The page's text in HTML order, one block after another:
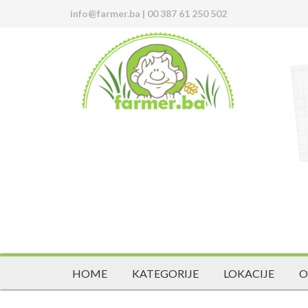
info@farmer.ba | 00 387 61 250 502
HOME KATEGORIJE LOKACIJE